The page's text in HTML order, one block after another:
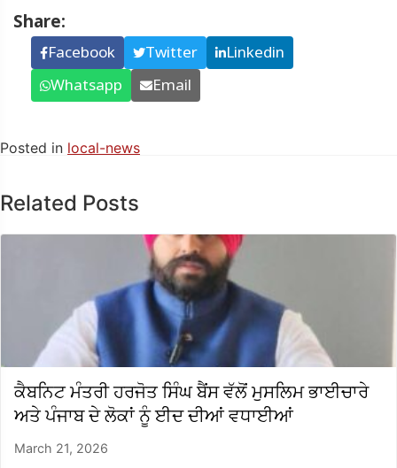
Share:
Facebook Twitter
Linkedin
Whatsapp
Email
Posted in local-news
Related Posts
ਕੈਬਨਿਟ ਮੰਤਰੀ ਹਰਜੋਤ ਸਿੰਘ ਬੈਂਸ ਵੱਲੋਂ ਮੁਸਲਿਮ ਭਾਈਚਾਰੇ
ਅਤੇ ਪੰਜਾਬ ਦੇ ਲੋਕਾਂ ਨੂੰ ਈਦ ਦੀਆਂ ਵਧਾਈਆਂ
March 21, 2026